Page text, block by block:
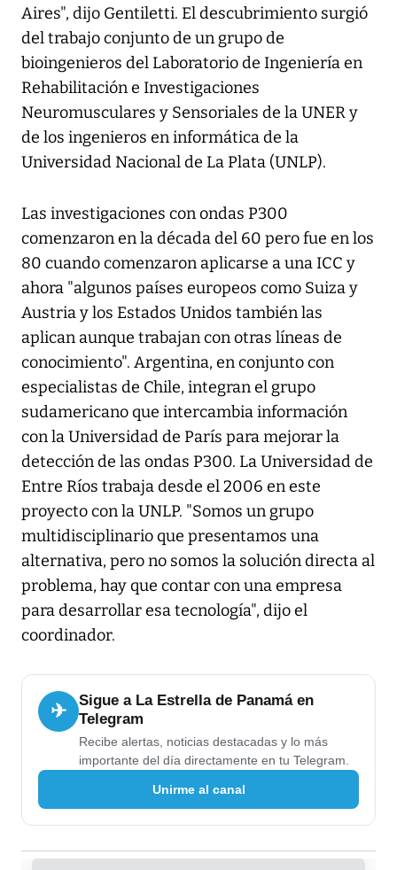
Aires", dijo Gentiletti. El descubrimiento surgió
del trabajo conjunto de un grupo de
bioingenieros del Laboratorio de Ingeniería en
Rehabilitación e Investigaciones
Neuromusculares y Sensoriales de la UNER y
de los ingenieros en informática de la
Universidad Nacional de La Plata (UNLP).
Las investigaciones con ondas P300
comenzaron en la década del 60 pero fue en los
80 cuando comenzaron aplicarse a una ICC y
ahora "algunos países europeos como Suiza y
Austria y los Estados Unidos también las
aplican aunque trabajan con otras líneas de
conocimiento". Argentina, en conjunto con
especialistas de Chile, integran el grupo
sudamericano que intercambia información
con la Universidad de París para mejorar la
detección de las ondas P300. La Universidad de
Entre Ríos trabaja desde el 2006 en este
proyecto con la UNLP. "Somos un grupo
multidisciplinario que presentamos una
alternativa, pero no somos la solución directa al
problema, hay que contar con una empresa
para desarrollar esa tecnología", dijo el
coordinador.
✈
Sigue a La Estrella de Panamá en
Telegram
Recibe alertas, noticias destacadas y lo más
importante del día directamente en tu Telegram.
Unirme al canal